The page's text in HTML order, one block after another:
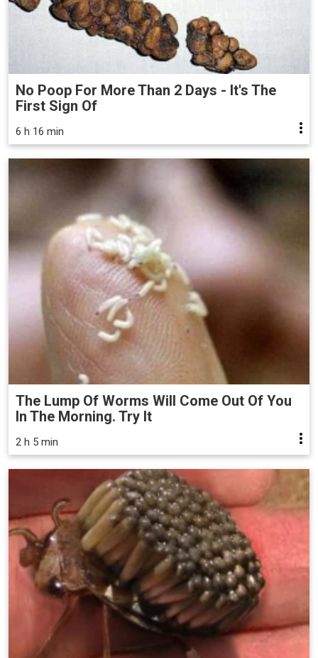
No Poop For More Than 2 Days - It's The
First Sign Of
6 h 16 min
The Lump Of Worms Will Come Out Of You
In The Morning. Try It
2 h 5 min